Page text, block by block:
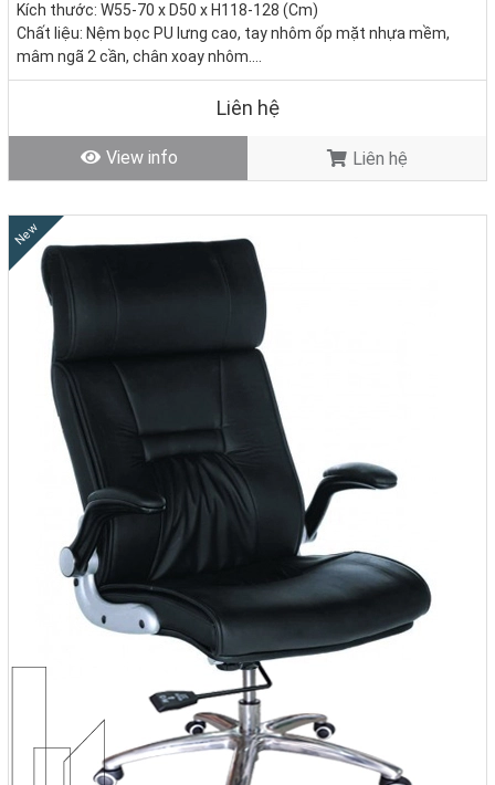
Kích thước: W55-70 x D50 x H118-128 (Cm)
Chất liệu: Nệm bọc PU lưng cao, tay nhôm ốp mặt nhựa mềm,
mâm ngã 2 cần, chân xoay nhôm.
Tình trạng:Hàng mới - Còn hàng
Liên hệ
View info Liên hệ
New